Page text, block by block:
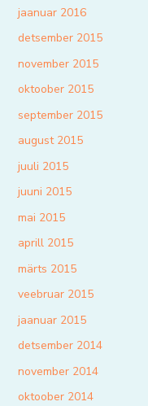
jaanuar 2016
detsember 2015
november 2015
oktoober 2015
september 2015
august 2015
juuli 2015
juuni 2015
mai 2015
aprill 2015
märts 2015
veebruar 2015
jaanuar 2015
detsember 2014
november 2014
oktoober 2014